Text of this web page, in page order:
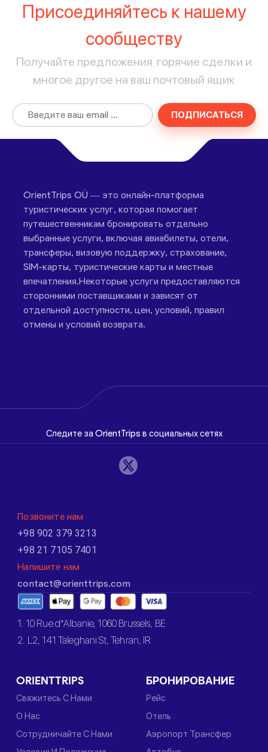
Присоединяйтесь к нашему
сообществу
Получайте предложения, горячие сделки и
многое другое на ваш почтовый ящик
ПОДПИСАТЬСЯ
OrientTrips OÜ — это онлайн-платформа
туристических услуг, которая помогает
путешественникам бронировать отдельно
выбранные услуги, включая авиабилеты, отели,
трансферы, визовую поддержку, страхование,
SIM-карты, туристические карты и местные
впечатления.Некоторые услуги предоставляются
сторонними поставщиками и зависят от
отдельной доступности, цен, условий, правил
отмены и условий возврата.
Следите за OrientTrips в социальных сетях
Позвоните нам
+98 902 379 3213
+98 21 7105 7401
Напишите нам
contact@orienttrips.com
1. 10 Rue d’Albanie, 1060 Brussels, BE
2. L2, 141 Taleghani St, Tehran, IR
ORIENTTRIPS
Свяжитесь С Нами
О Нас
Сотрудничайте С Нами
БРОНИРОВАНИЕ
Рейс
Отель
Аэропорт Трансфер